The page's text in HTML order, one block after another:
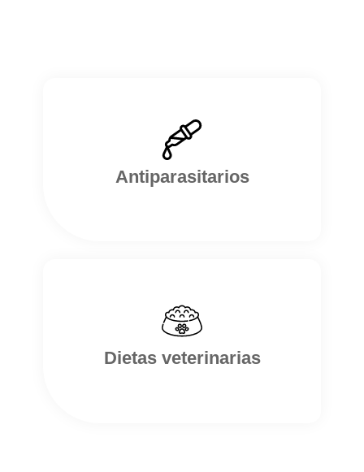
Antiparasitarios
Dietas veterinarias